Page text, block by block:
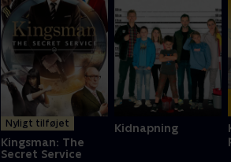
Nyligt tilføjet
Kingsman: The
Secret Service
Kidnapning